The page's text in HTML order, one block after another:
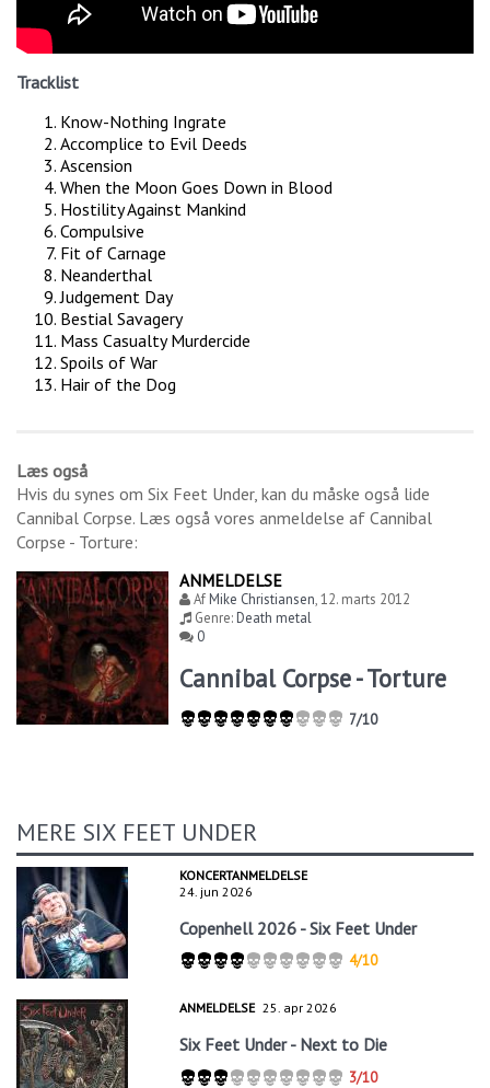
Tracklist
Know-Nothing Ingrate
Accomplice to Evil Deeds
Ascension
When the Moon Goes Down in Blood
Hostility Against Mankind
Compulsive
Fit of Carnage
Neanderthal
Judgement Day
Bestial Savagery
Mass Casualty Murdercide
Spoils of War
Hair of the Dog
Læs også
Hvis du synes om Six Feet Under, kan du måske også lide
Cannibal Corpse. Læs også vores anmeldelse af Cannibal
Corpse - Torture:
ANMELDELSE
AfMike Christiansen,12. marts 2012
Genre:Death metal
0
Cannibal Corpse - Torture
7/10
MERE SIX FEET UNDER
KONCERTANMELDELSE
24. jun 2026
Copenhell 2026 - Six Feet Under
4/10
ANMELDELSE 25. apr 2026
Six Feet Under - Next to Die
3/10